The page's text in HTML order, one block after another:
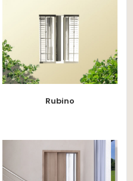
Rubino